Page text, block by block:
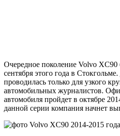
Очередное поколение Volvo XC90
сентября этого года в
проводилась только для узкого
автомобильных журналистов.
автомобиля пройдет в октябре
данной серии компания начнет